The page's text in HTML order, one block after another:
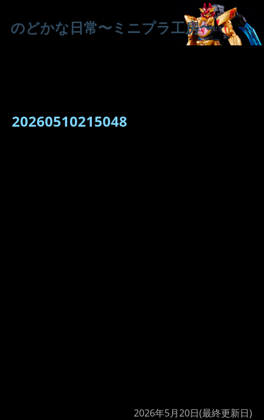
のどかな日常〜ミニプラ工房〜
20260510215048
2026年5月20日(最終更新日)